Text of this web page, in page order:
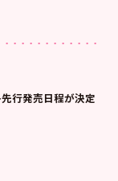
先行発売日程が決定